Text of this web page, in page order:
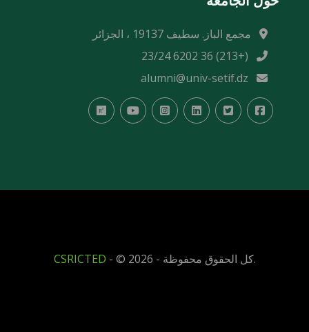
مجمع الباز. سطيف 19137 ، الجزائر
(+213) 36 6202 23/24
CSRICTED - © 2026 - كل الحقوق محفوظة.